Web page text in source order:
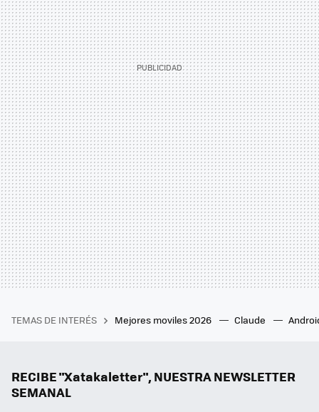
TEMAS DE INTERÉS Mejores moviles 2026 Claude
RECIBE "Xatakaletter", NUESTRA NEWSLETTER
SEMANAL